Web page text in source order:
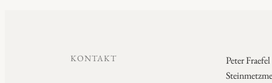
KONTAKT
Peter Fraefel